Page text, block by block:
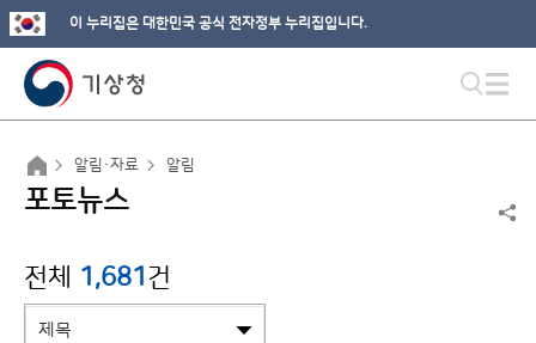
이 누리집은 대한민국 공식 전자정부 누리집입니다.
알림·자료 알림
포토뉴스
전체 1,681건